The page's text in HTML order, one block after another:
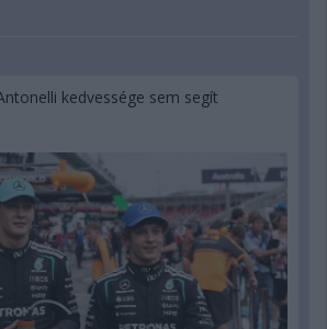
kedvessége sem segít